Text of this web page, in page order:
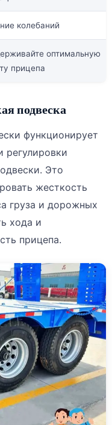
колебаний
оптимальную
прицепа
подвеска
функционирует
регулировки
Это
жесткость
груза и дорожных
хода и
прицепа.